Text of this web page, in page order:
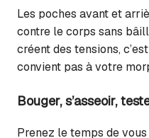
Les poches avant et
contre le corps sans
créent des tensions,
convient pas à votre
Bouger, s’asseoir,
Prenez le temps de